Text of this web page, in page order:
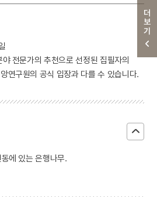
더보기
전문가의 추천으로 선정된 집필자의
연구원의 공식 입장과 다를 수 있습니다.
에 있는 은행나무.